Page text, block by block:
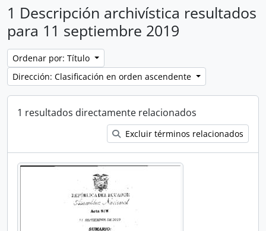
1 Descripción archivística resultados
para 11 septiembre 2019
Ordenar por: Título
Dirección: Clasificación en orden ascendente
1 resultados directamente relacionados
Excluir términos relacionados